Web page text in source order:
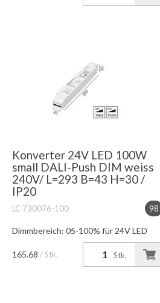
Konverter 24V LED 100W
small DALI-Push DIM weiss
240V/ L=293 B=43 H=30 /
IP20
98
LC 730076-100
Dimmbereich: 05-100% für 24V LED
Module max. Leitungslänge 10m
Stk.
165.68 / Stk.